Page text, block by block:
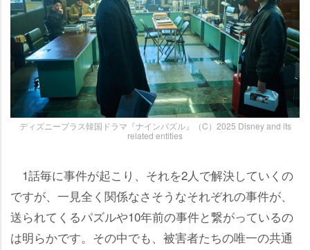
ディズニープラス韓国ドラマ『ナインパズル』（C）2025 Disney and its
related entities
1話毎に事件が起こり、それを2人で解決していくの
ですが、一見全く関係なさそうなそれぞれの事件が、
送られてくるパズルや10年前の事件と繋がっているの
は明らかです。その中でも、被害者たちの唯一の共通